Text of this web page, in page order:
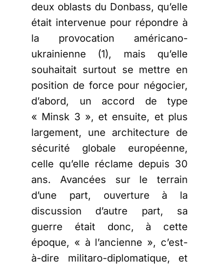
deux oblasts du Donbass, qu’elle
était intervenue pour répondre à
la provocation américano-
ukrainienne (1), mais qu’elle
souhaitait surtout se mettre en
position de force pour négocier,
d’abord, un accord de type
« Minsk 3 », et ensuite, et plus
largement, une architecture de
sécurité globale européenne,
celle qu’elle réclame depuis 30
ans. Avancées sur le terrain
d’une part, ouverture à la
discussion d’autre part, sa
guerre était donc, à cette
époque, « à l’ancienne », c’est-
à-dire militaro-diplomatique, et